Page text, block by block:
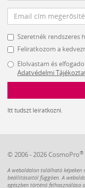
Szeretnék rendszeres
Feliratkozom a
Elolvastam és
Adatvédelmi
Itt tudszt leiratkozni.
© 2006 - 2026 CosmoPro®
A weboldalon található
beállításaitól függően. A
egészben történő felhasználása